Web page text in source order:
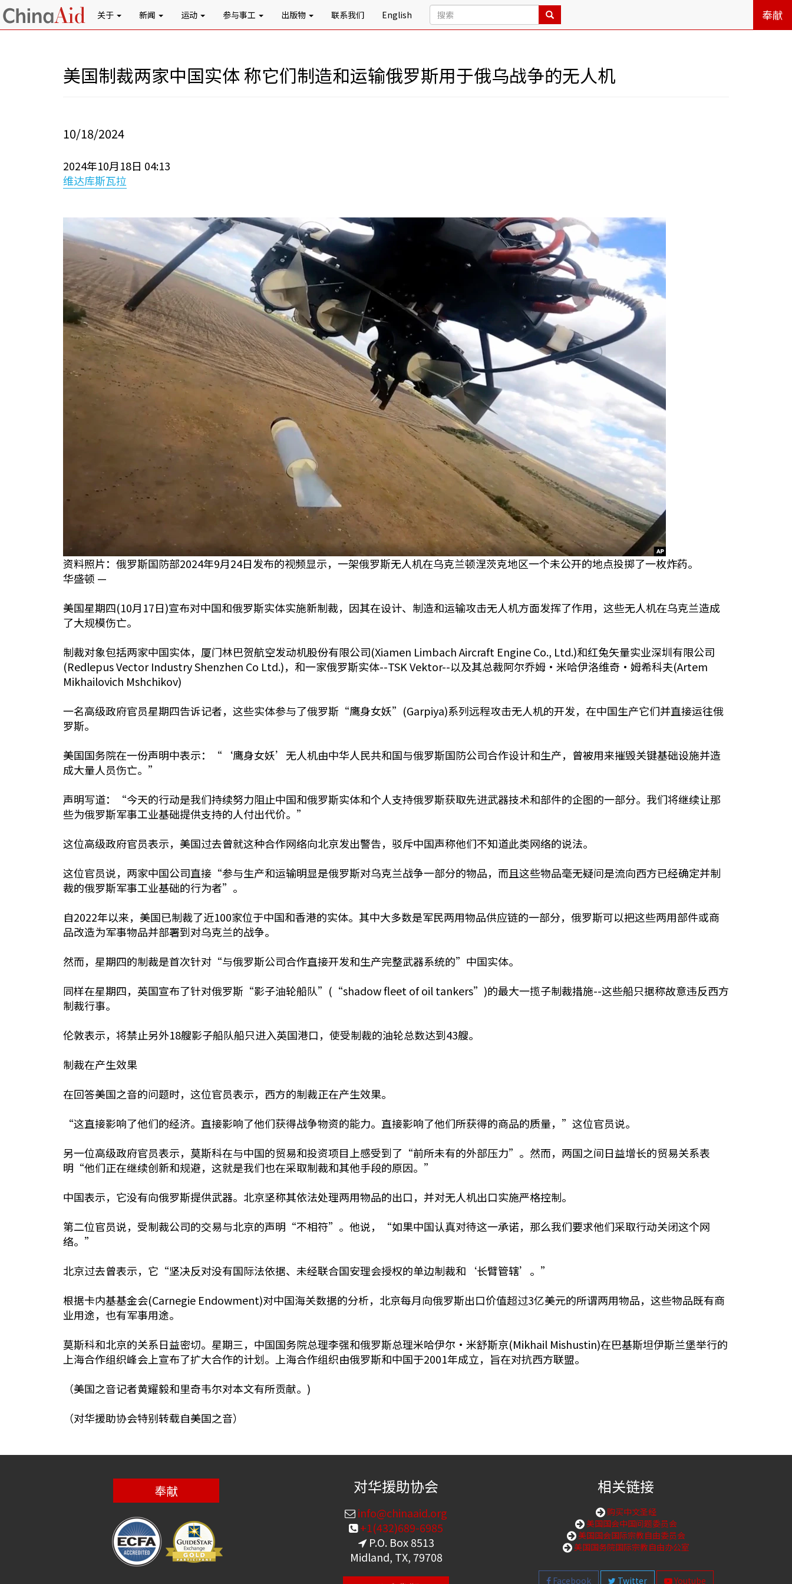
关于 新闻 运动 参与事工 出版物 联系我们 English 奉献
美国制裁两家中国实体 称它们制造和运输俄罗斯用于俄乌战争的无人机
10/18/2024
2024年10月18日 04:13
维达库斯瓦拉
资料照片：俄罗斯国防部2024年9月24日发布的视频显示，一架俄罗斯无人机在乌克兰顿涅茨克地区一个未公开的地点投掷了一枚炸药。
华盛顿 —
美国星期四(10月17日)宣布对中国和俄罗斯实体实施新制裁，因其在设计、制造和运输攻击无人机方面发挥了作用，这些无人机在乌克兰造成
了大规模伤亡。
制裁对象包括两家中国实体，厦门林巴贺航空发动机股份有限公司(Xiamen Limbach Aircraft Engine Co., Ltd.)和红兔矢量实业深圳有限公司
(Redlepus Vector Industry Shenzhen Co Ltd.)，和一家俄罗斯实体--TSK Vektor--以及其总裁阿尔乔姆·米哈伊洛维奇·姆希科夫(Artem
Mikhailovich Mshchikov)
一名高级政府官员星期四告诉记者，这些实体参与了俄罗斯“鹰身女妖”(Garpiya)系列远程攻击无人机的开发，在中国生产它们并直接运往俄
罗斯。
美国国务院在一份声明中表示：“‘鹰身女妖’无人机由中华人民共和国与俄罗斯国防公司合作设计和生产，曾被用来摧毁关键基础设施并造
成大量人员伤亡。”
声明写道：“今天的行动是我们持续努力阻止中国和俄罗斯实体和个人支持俄罗斯获取先进武器技术和部件的企图的一部分。我们将继续让那
些为俄罗斯军事工业基础提供支持的人付出代价。”
这位高级政府官员表示，美国过去曾就这种合作网络向北京发出警告，驳斥中国声称他们不知道此类网络的说法。
这位官员说，两家中国公司直接“参与生产和运输明显是俄罗斯对乌克兰战争一部分的物品，而且这些物品毫无疑问是流向西方已经确定并制
裁的俄罗斯军事工业基础的行为者”。
自2022年以来，美国已制裁了近100家位于中国和香港的实体。其中大多数是军民两用物品供应链的一部分，俄罗斯可以把这些两用部件或商
品改造为军事物品并部署到对乌克兰的战争。
然而，星期四的制裁是首次针对“与俄罗斯公司合作直接开发和生产完整武器系统的”中国实体。
同样在星期四，英国宣布了针对俄罗斯“影子油轮船队”(“shadow fleet of oil tankers”)的最大一揽子制裁措施--这些船只据称故意违反西方
制裁行事。
伦敦表示，将禁止另外18艘影子船队船只进入英国港口，使受制裁的油轮总数达到43艘。
制裁在产生效果
在回答美国之音的问题时，这位官员表示，西方的制裁正在产生效果。
“这直接影响了他们的经济。直接影响了他们获得战争物资的能力。直接影响了他们所获得的商品的质量，”这位官员说。
另一位高级政府官员表示，莫斯科在与中国的贸易和投资项目上感受到了“前所未有的外部压力”。然而，两国之间日益增长的贸易关系表
明“他们正在继续创新和规避，这就是我们也在采取制裁和其他手段的原因。”
中国表示，它没有向俄罗斯提供武器。北京坚称其依法处理两用物品的出口，并对无人机出口实施严格控制。
第二位官员说，受制裁公司的交易与北京的声明“不相符”。他说，“如果中国认真对待这一承诺，那么我们要求他们采取行动关闭这个网
络。”
北京过去曾表示，它“坚决反对没有国际法依据、未经联合国安理会授权的单边制裁和‘长臂管辖’。”
根据卡内基基金会(Carnegie Endowment)对中国海关数据的分析，北京每月向俄罗斯出口价值超过3亿美元的所谓两用物品，这些物品既有商
业用途，也有军事用途。
莫斯科和北京的关系日益密切。星期三，中国国务院总理李强和俄罗斯总理米哈伊尔·米舒斯京(Mikhail Mishustin)在巴基斯坦伊斯兰堡举行的
上海合作组织峰会上宣布了扩大合作的计划。上海合作组织由俄罗斯和中国于2001年成立，旨在对抗西方联盟。
（美国之音记者黄耀毅和里奇韦尔对本文有所贡献。)
（对华援助协会特别转载自美国之音）
奉献 对华援助协会
info@chinaaid.org
+1(432)689-6985
P.O. Box 8513
Midland, TX, 79708
相关链接
购买中文圣经
美国国会中国问题委员会
美国国会国际宗教自由委员会
美国国务院国际宗教自由办公室
Facebook Twitter Youtube